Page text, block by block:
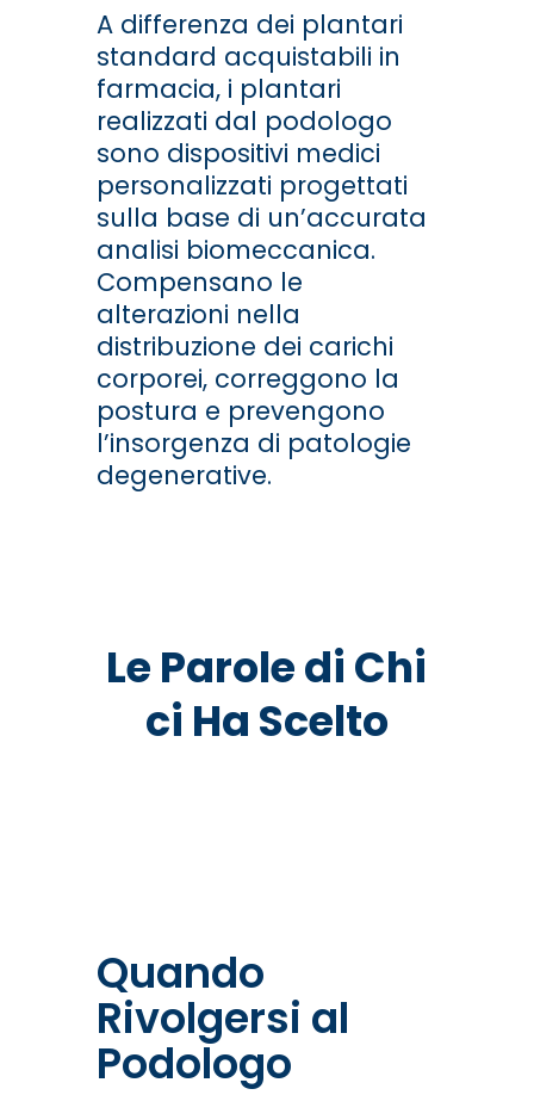
A differenza dei plantari
standard acquistabili in
farmacia, i plantari
realizzati dal podologo
sono dispositivi medici
personalizzati progettati
sulla base di un’accurata
analisi biomeccanica.
Compensano le
alterazioni nella
distribuzione dei carichi
corporei, correggono la
postura e prevengono
l’insorgenza di patologie
degenerative.
Le Parole di Chi
ci Ha Scelto
Quando
Rivolgersi al
Podologo